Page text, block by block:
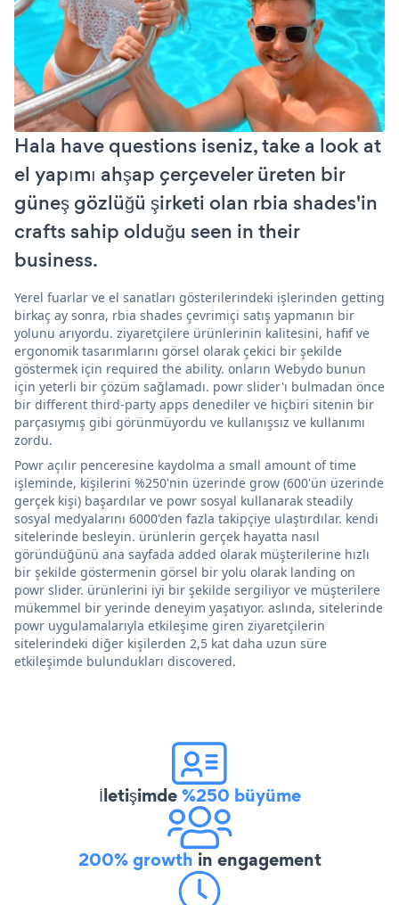
Hala have questions iseniz, take a look at
el yapımı ahşap çerçeveler üreten bir
güneş gözlüğü şirketi olan rbia shades'in
crafts sahip olduğu seen in their
business.
Yerel fuarlar ve el sanatları gösterilerindeki işlerinden getting
birkaç ay sonra, rbia shades çevrimiçi satış yapmanın bir
yolunu arıyordu. ziyaretçilere ürünlerinin kalitesini, hafif ve
ergonomik tasarımlarını görsel olarak çekici bir şekilde
göstermek için required the ability. onların Webydo bunun
için yeterli bir çözüm sağlamadı. powr slider'ı bulmadan önce
bir different third-party apps denediler ve hiçbiri sitenin bir
parçasıymış gibi görünmüyordu ve kullanışsız ve kullanımı
zordu.
Powr açılır penceresine kaydolma a small amount of time
işleminde, kişilerini %250'nin üzerinde grow (600'ün üzerinde
gerçek kişi) başardılar ve powr sosyal kullanarak steadily
sosyal medyalarını 6000'den fazla takipçiye ulaştırdılar. kendi
sitelerinde besleyin. ürünlerin gerçek hayatta nasıl
göründüğünü ana sayfada added olarak müşterilerine hızlı
bir şekilde göstermenin görsel bir yolu olarak landing on
powr slider. ürünlerini iyi bir şekilde sergiliyor ve müşterilere
mükemmel bir yerinde deneyim yaşatıyor. aslında, sitelerinde
powr uygulamalarıyla etkileşime giren ziyaretçilerin
sitelerindeki diğer kişilerden 2,5 kat daha uzun süre
etkileşimde bulundukları discovered.
İletişimde%250 büyüme
200% growth in engagement